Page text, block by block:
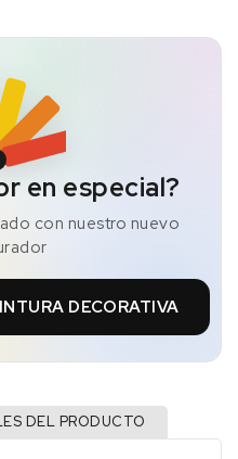
en especial?
con nuestro nuevo
DECORATIVA
DEL PRODUCTO